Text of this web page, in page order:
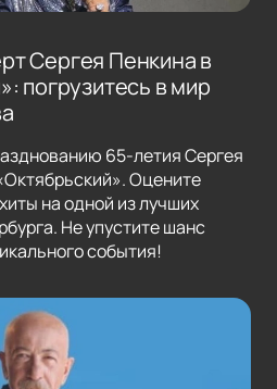
Сергея Пенкина в
погрузитесь в мир
65-летия Сергея
Оцените
на одной из лучших
Не упустите шанс
события!